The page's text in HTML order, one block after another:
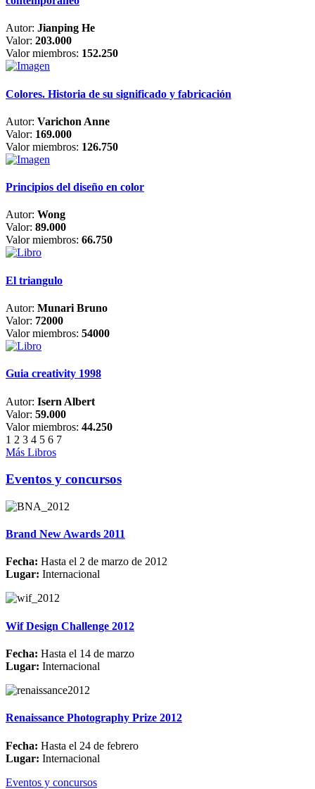
Autor: Jianping He
Valor: 203.000
Valor miembros: 152.250
Colores. Historia de su significado y fabricación
Autor: Varichon Anne
Valor: 169.000
Valor miembros: 126.750
Principios del diseño en color
Autor: Wong
Valor: 89.000
Valor miembros: 66.750
El triangulo
Autor: Munari Bruno
Valor: 72000
Valor miembros: 54000
Guia creativity 1998
Autor: Isern Albert
Valor: 59.000
Valor miembros: 44.250
1 2 3 4 5 6 7
Más Libros
Eventos y concursos
Brand New Awards 2011
Fecha: Hasta el 2 de marzo de 2012
Lugar: Internacional
Wif Design Challenge 2012
Fecha: Hasta el 14 de marzo
Lugar: Internacional
Renaissance Photography Prize 2012
Fecha: Hasta el 24 de febrero
Lugar: Internacional
Eventos y concursos